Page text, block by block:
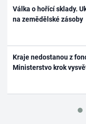
Válka o hořící sklady.
na zemědělské zásoby
Kraje nedostanou z
Ministerstvo krok